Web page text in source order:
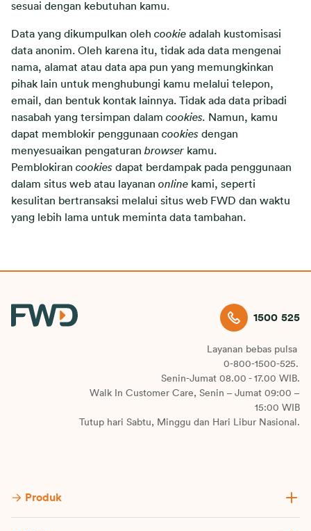
sesuai dengan kebutuhan kamu.
Data yang dikumpulkan oleh cookie adalah kustomisasi
data anonim. Oleh karena itu, tidak ada data mengenai
nama, alamat atau data apa pun yang memungkinkan
pihak lain untuk menghubungi kamu melalui telepon,
email, dan bentuk kontak lainnya. Tidak ada data pribadi
nasabah yang tersimpan dalam cookies. Namun, kamu
dapat memblokir penggunaan cookies dengan
menyesuaikan pengaturan browser kamu.
Pemblokiran cookies dapat berdampak pada penggunaan
dalam situs web atau layanan online kami, seperti
kesulitan bertransaksi melalui situs web FWD dan waktu
yang lebih lama untuk meminta data tambahan.
1500 525
Layanan bebas pulsa
0-800-1500-525.
Senin-Jumat 08.00 - 17.00 WIB.
Walk In Customer Care, Senin – Jumat 09:00 –
15:00 WIB
Tutup hari Sabtu, Minggu dan Hari Libur Nasional.
Produk